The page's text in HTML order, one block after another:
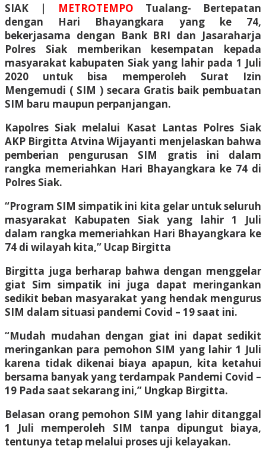
SIAK | METROTEMPO Tualang- Bertepatan
dengan Hari Bhayangkara yang ke 74,
bekerjasama dengan Bank BRI dan Jasaraharja
Polres Siak memberikan kesempatan kepada
masyarakat kabupaten Siak yang lahir pada 1 Juli
2020 untuk bisa memperoleh Surat Izin
Mengemudi ( SIM ) secara Gratis baik pembuatan
SIM baru maupun perpanjangan.
Kapolres Siak melalui Kasat Lantas Polres Siak
AKP Birgitta Atvina Wijayanti menjelaskan bahwa
pemberian pengurusan SIM gratis ini dalam
rangka memeriahkan Hari Bhayangkara ke 74 di
Polres Siak.
“Program SIM simpatik ini kita gelar untuk seluruh
masyarakat Kabupaten Siak yang lahir 1 Juli
dalam rangka memeriahkan Hari Bhayangkara ke
74 di wilayah kita,” Ucap Birgitta
Birgitta juga berharap bahwa dengan menggelar
giat Sim simpatik ini juga dapat meringankan
sedikit beban masyarakat yang hendak mengurus
SIM dalam situasi pandemi Covid – 19 saat ini.
“Mudah mudahan dengan giat ini dapat sedikit
meringankan para pemohon SIM yang lahir 1 Juli
karena tidak dikenai biaya apapun, kita ketahui
bersama banyak yang terdampak Pandemi Covid –
19 Pada saat sekarang ini,” Ungkap Birgitta.
Belasan orang pemohon SIM yang lahir ditanggal
1 Juli memperoleh SIM tanpa dipungut biaya,
tentunya tetap melalui proses uji kelayakan.